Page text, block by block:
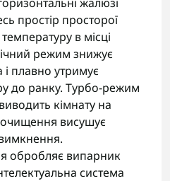
простір просторої
в місці
режим знижує
і плавно утримує
до ранку. Турбо-режим
кімнату на
висушує
обробляє випарник
система